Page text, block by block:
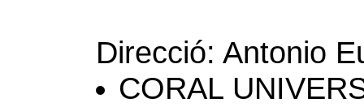
Direcció: Antonio
CORAL